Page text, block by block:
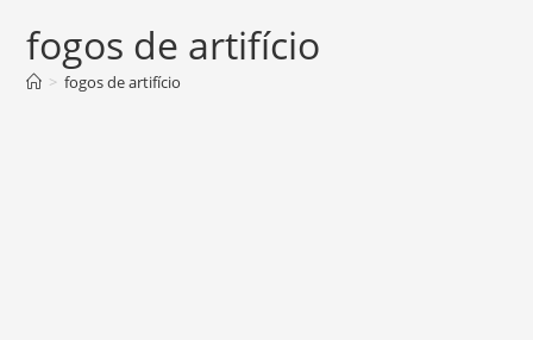
fogos de artifício
> fogos de artifício